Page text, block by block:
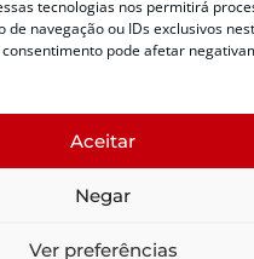
tecnologias nos permitirá
navegação ou IDs exclusivos
pode afetar
Aceitar
Negar
Ver preferências
de Santa Catarina
SC